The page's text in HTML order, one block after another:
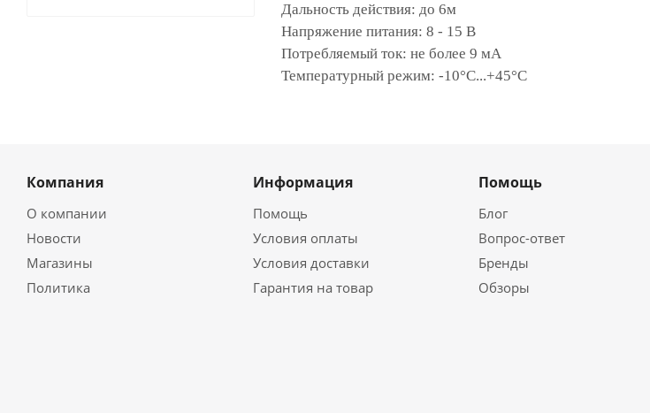
Дальность действия: до 6м
Напряжение питания: 8 - 15 В
Потребляемый ток: не более 9 мА
Температурный режим: -10°C...+45°C
Компания
О компании
Новости
Магазины
Политика
Информация
Помощь
Условия оплаты
Условия доставки
Гарантия на товар
Помощь
Блог
Вопрос-ответ
Бренды
Обзоры